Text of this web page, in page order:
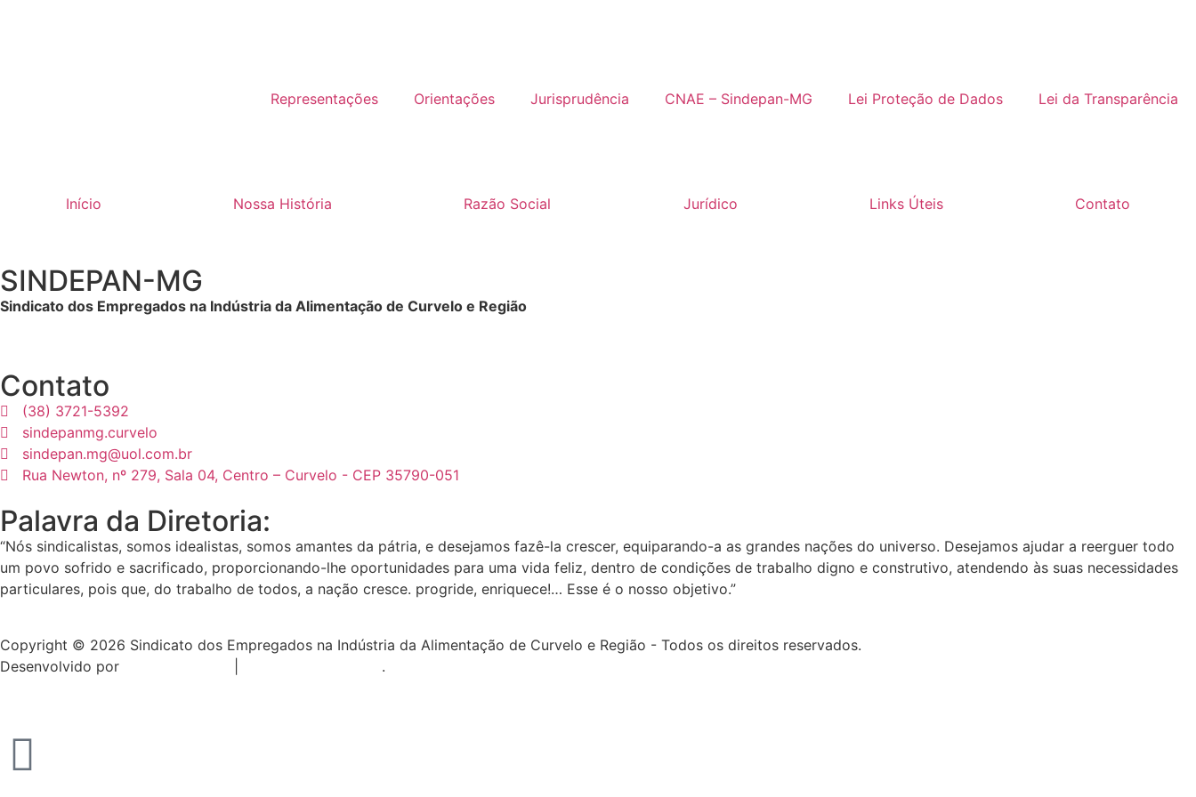
Representações Orientações Jurisprudência CNAE – Sindepan-MG Lei Proteção de Dados Lei da Transparência
Início Nossa História Razão Social Jurídico Links Úteis Contato
SINDEPAN-MG
Sindicato dos Empregados na Indústria da Alimentação de Curvelo e Região
Contato
(38) 3721-5392
sindepanmg.curvelo
sindepan.mg@uol.com.br
Rua Newton, nº 279, Sala 04, Centro – Curvelo - CEP 35790-051
Palavra da Diretoria:
“Nós sindicalistas, somos idealistas, somos amantes da pátria, e desejamos fazê-la crescer, equiparando-a as grandes nações do universo. Desejamos ajudar a reerguer todo
um povo sofrido e sacrificado, proporcionando-lhe oportunidades para uma vida feliz, dentro de condições de trabalho digno e construtivo, atendendo às suas necessidades
particulares, pois que, do trabalho de todos, a nação cresce. progride, enriquece!… Esse é o nosso objetivo.”
Copyright © 2026 Sindicato dos Empregados na Indústria da Alimentação de Curvelo e Região - Todos os direitos reservados.
Desenvolvido por
.